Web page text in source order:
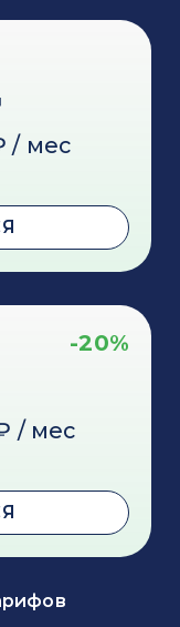
/ мес
-20%
/ мес